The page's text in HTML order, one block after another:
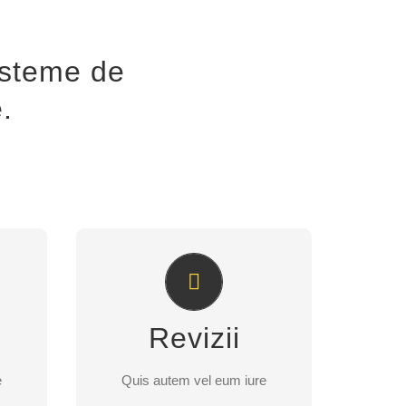
de
Revizii
Quis autem vel eum iure
Quis autem vel eum iure
reprederit qui in ea voluptate velit
esse quam nihil molestiae